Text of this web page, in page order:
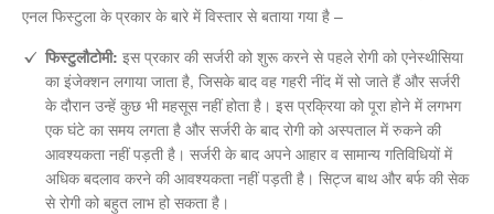
एनल फिस्टुला के प्रकार के बारे में विस्तार से बताया गया है –
फिस्टुलौटोमी: इस प्रकार की सर्जरी को शुरू करने से पहले रोगी को एनेस्थीसिया
का इंजेक्शन लगाया जाता है, जिसके बाद वह गहरी नींद में सो जाते हैं और सर्जरी
के दौरान उन्हें कुछ भी महसूस नहीं होता है। इस प्रक्रिया को पूरा होने में लगभग
एक घंटे का समय लगता है और सर्जरी के बाद रोगी को अस्पताल में रुकने की
आवश्यकता नहीं पड़ती है। सर्जरी के बाद अपने आहार व सामान्य गतिविधियों में
अधिक बदलाव करने की आवश्यकता नहीं पड़ती है। सिट्ज बाथ और बर्फ की सेक
से रोगी को बहुत लाभ हो सकता है।